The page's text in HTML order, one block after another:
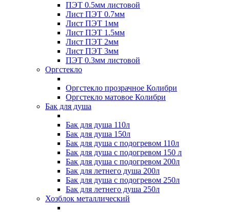
ПЭТ 0.5мм листовой
Лист ПЭТ 0.7мм
Лист ПЭТ 1мм
Лист ПЭТ 1.5мм
Лист ПЭТ 2мм
Лист ПЭТ 3мм
ПЭТ 0.3мм листовой
Оргстекло
Оргстекло прозрачное Колибри
Оргстекло матовое Колибри
Бак для душа
Бак для душа 110л
Бак для душа 150л
Бак для душа с подогревом 110л
Бак для душа с подогревом 150 л
Бак для душа с подогревом 200л
Бак для летнего душа 200л
Бак для душа с подогревом 250л
Бак для летнего душа 250л
Хозблок металлический